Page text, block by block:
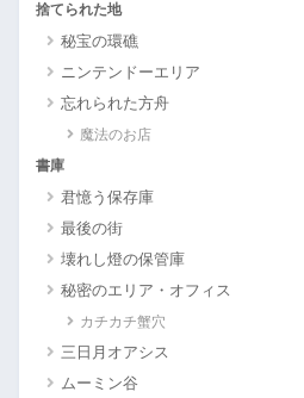
捨てられた地
秘宝の環礁
ニンテンドーエリア
忘れられた方舟
魔法のお店
書庫
君憶う保存庫
最後の街
壊れし燈の保管庫
秘密のエリア・オフィス
カチカチ蟹穴
三日月オアシス
ムーミン谷